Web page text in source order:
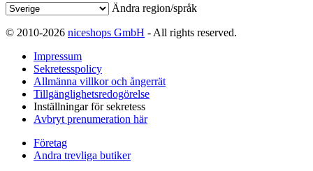
Ändra region/språk
© 2010-2026 niceshops GmbH - All rights reserved.
Impressum
Sekretesspolicy
Allmänna villkor och ångerrät
Tillgänglighetsredogörelse
Inställningar för sekretess
Avbryt prenumeration här
Företag
Andra trevliga butiker